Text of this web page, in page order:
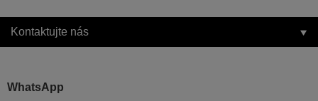
Kontaktujte nás
WhatsApp